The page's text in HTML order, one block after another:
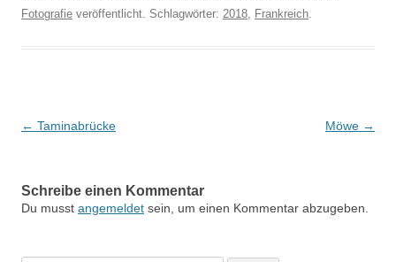
Fotografie veröffentlicht. Schlagwörter: 2018, Frankreich.
Beitragsnavigation
← Taminabrücke Möwe →
Schreibe einen Kommentar
Du musst angemeldet sein, um einen Kommentar abzugeben.